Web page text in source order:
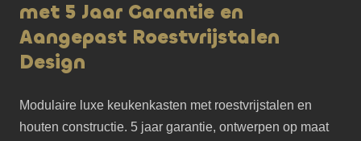
met 5 Jaar Garantie en
Aangepast Roestvrijstalen
Design
Modulaire luxe keukenkasten met roestvrijstalen en
houten constructie. 5 jaar garantie, ontwerpen op maat